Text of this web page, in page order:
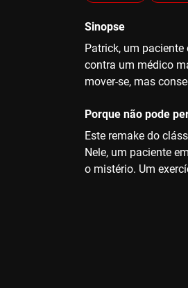
Sinopse
Patrick, um
contra um médico
mover-se, mas
Porque não pode
Este remake do
Nele, um paciente
o mistério. Um